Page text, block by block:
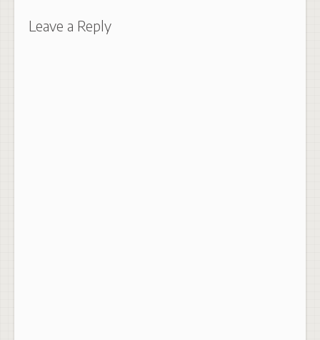
Leave a Reply